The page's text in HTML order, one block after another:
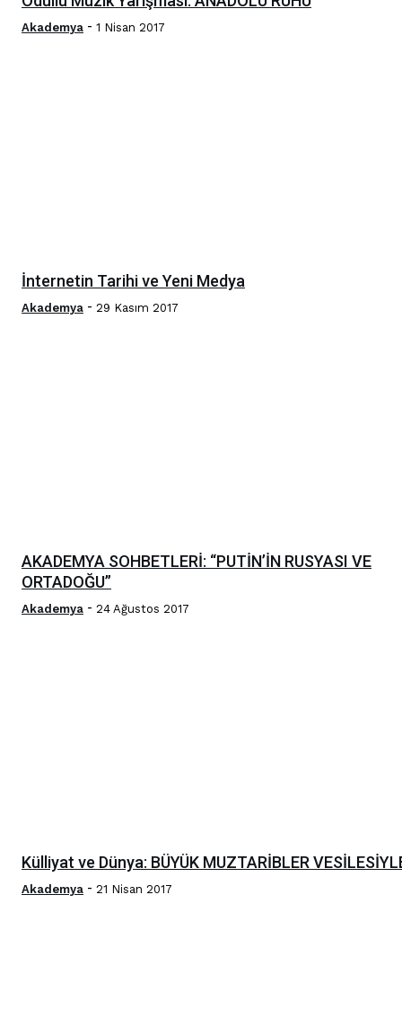
Akademya - 1 Nisan 2017
İnternetin Tarihi ve Yeni Medya
Akademya - 29 Kasım 2017
AKADEMYA SOHBETLERİ: “PUTİN’İN RUSYASI VE
ORTADOĞU”
Akademya - 24 Ağustos 2017
Külliyat ve Dünya: BÜYÜK MUZTARİBLER
Akademya - 21 Nisan 2017